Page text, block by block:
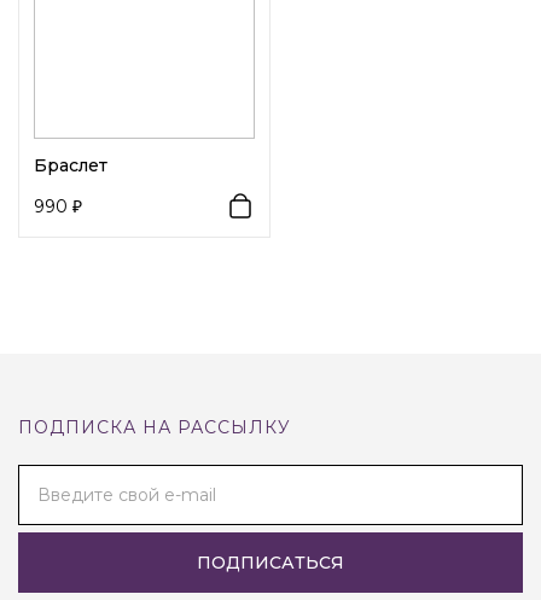
Браслет
990
ПОДПИСКА НА РАССЫЛКУ
Введите свой e-mail
ПОДПИСАТЬСЯ